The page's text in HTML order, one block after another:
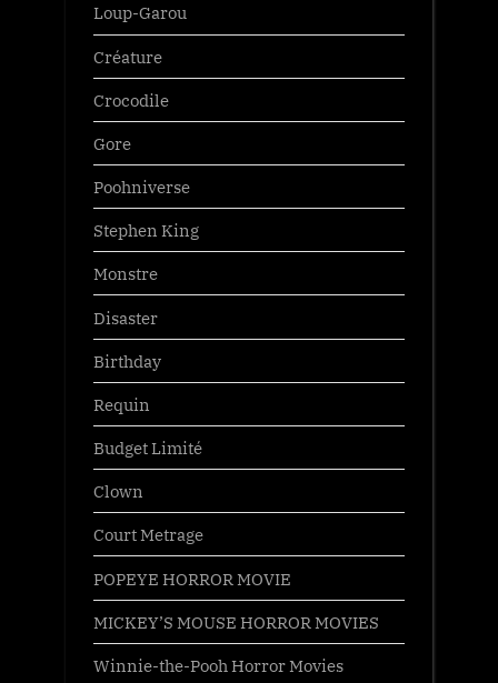
Loup-Garou
Créature
Crocodile
Gore
Poohniverse
Stephen King
Monstre
Disaster
Birthday
Requin
Budget Limité
Clown
Court Metrage
POPEYE HORROR MOVIE
MICKEY’S MOUSE HORROR MOVIES
Winnie-the-Pooh Horror Movies